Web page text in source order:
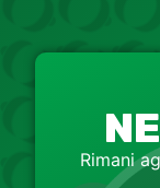
Rimani